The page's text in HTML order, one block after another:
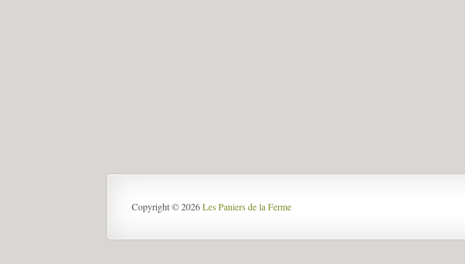
Copyright © 2026Les Paniers de la Ferme